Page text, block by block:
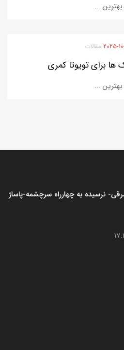
بهترین ...
2025- مقالات
ها برای تویوتا کمری
بهترین ...
نرسیده به چهارراه سرچشمه-پاساژ